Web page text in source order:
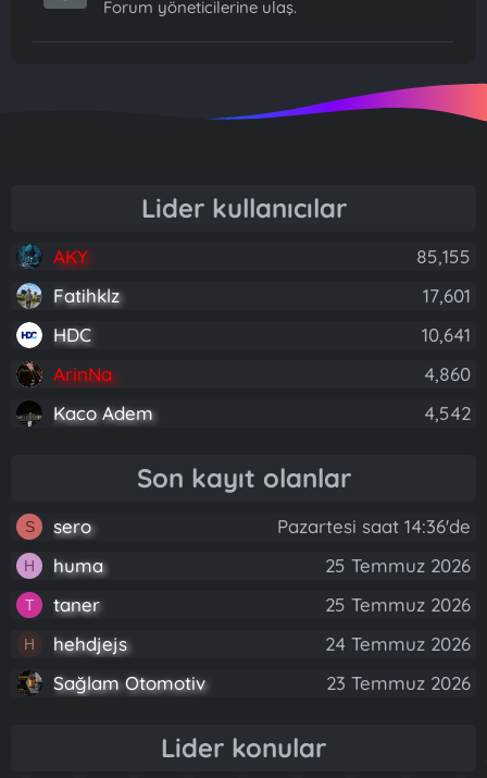
Forum yöneticilerine ulaş.
Lider kullanıcılar
AKY
85,155
Fatihklz
17,601
HDC
10,641
ArinNa
4,860
Kaco Adem
4,542
Son kayıt olanlar
S sero Pazartesi saat 14:36'de
H huma 25 Temmuz 2026
T taner 25 Temmuz 2026
H hehdjejs
24 Temmuz 2026
Sağlam Otomotiv
23 Temmuz 2026
Lider konular